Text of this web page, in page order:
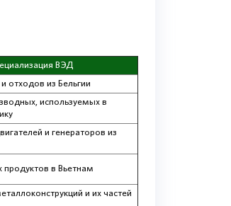
ВЭД
отходов из Бельгии
используемых в
и генераторов из
продуктов в Вьетнам
и их частей